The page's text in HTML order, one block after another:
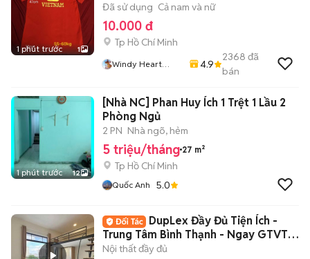
1 phút trước 1
Đã sử dụng Cả nam và nữ
10.000 đ
Tp Hồ Chí Minh
Windy Heart
4.9
2368 đã
bán
1 phút trước 12
[Nhà NC] Phan Huy Ích 1 Trệt 1 Lầu 2
Phòng Ngủ
2 PN Nhà ngõ, hẻm
5 triệu/tháng 27 m²
Tp Hồ Chí Minh
Quốc Anh 5.0
DupLex Đầy Đủ Tiện Ích -
Trung Tâm Bình Thạnh - Ngay GTVT -
FTU
Nội thất đầy đủ